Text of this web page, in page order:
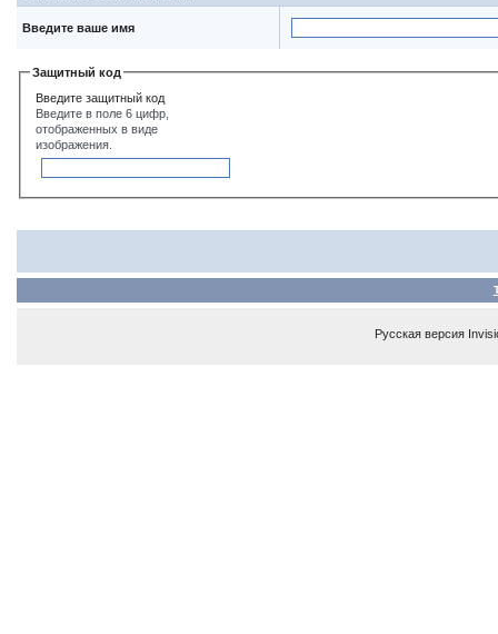
Введите ваше имя
Защитный код
Введите защитный код
Введите в поле 6 цифр,
отображенных в виде
изображения.
Русская версия